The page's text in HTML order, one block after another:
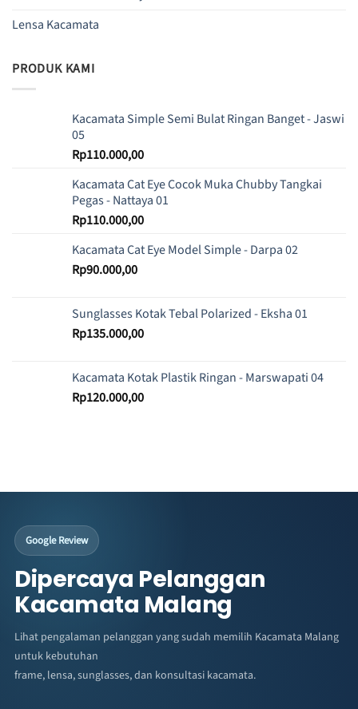
Lensa Kacamata
PRODUK KAMI
Kacamata Simple Semi Bulat Ringan Banget - Jaswi
05
Rp110.000,00
Kacamata Cat Eye Cocok Muka Chubby Tangkai
Pegas - Nattaya 01
Rp110.000,00
Kacamata Cat Eye Model Simple - Darpa 02
Rp90.000,00
Sunglasses Kotak Tebal Polarized - Eksha 01
Rp135.000,00
Kacamata Kotak Plastik Ringan - Marswapati 04
Rp120.000,00
Google Review
Dipercaya Pelanggan
Kacamata Malang
Lihat pengalaman pelanggan yang sudah memilih Kacamata Malang
untuk kebutuhan
frame, lensa, sunglasses, dan konsultasi kacamata.